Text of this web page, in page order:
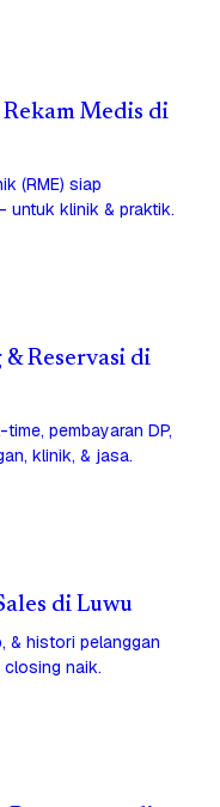
Medis di
(RME) siap
untuk klinik & praktik.
Reservasi di
pembayaran DP,
klinik, & jasa.
di Luwu
& histori pelanggan
naik.